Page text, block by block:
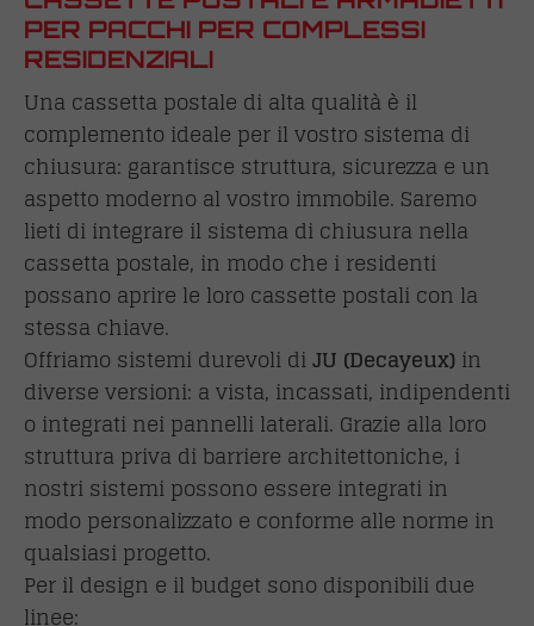
PER PACCHI PER COMPLESSI
RESIDENZIALI
Una cassetta postale di alta qualità è il
complemento ideale per il vostro sistema di
chiusura: garantisce struttura, sicurezza e un
aspetto moderno al vostro immobile. Saremo
lieti di integrare il sistema di chiusura nella
cassetta postale, in modo che i residenti
possano aprire le loro cassette postali con la
stessa chiave.
Offriamo sistemi durevoli diJU (Decayeux)in
diverse versioni: a vista, incassati, indipendenti
o integrati nei pannelli laterali. Grazie alla loro
struttura priva di barriere architettoniche, i
nostri sistemi possono essere integrati in
modo personalizzato e conforme alle norme in
qualsiasi progetto.
Per il design e il budget sono disponibili due
linee: